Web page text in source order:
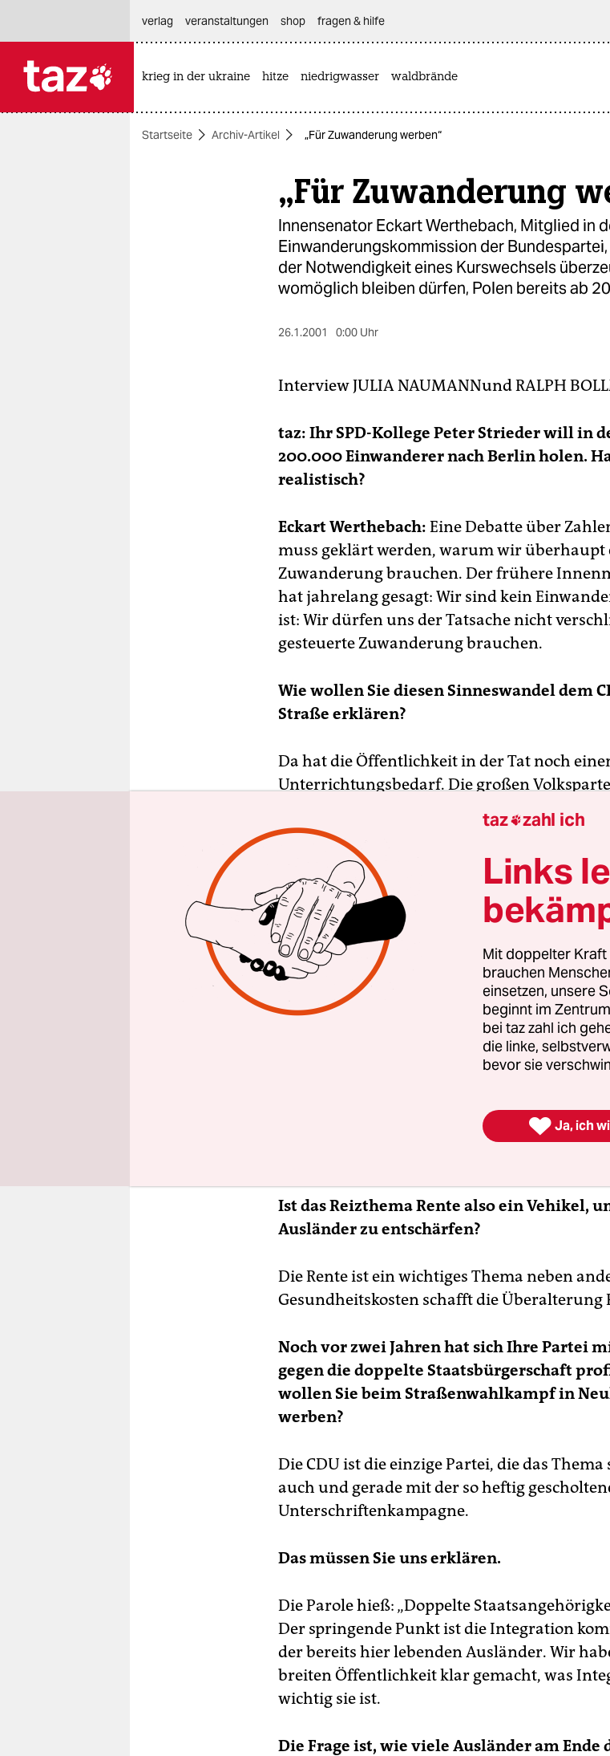
themen
verlag
veranstaltungen shop fragen & hilfe
krieg in der ukraine hitze niedrigwasser waldbrände
Startseite Archiv-Artikel „Für Zuwanderung werben“
„Für Zuwanderung
Innensenator Eckart Werthebach, Mitglied in
Einwanderungskommission der
der Notwendigkeit eines Kurswechsels
womöglich bleiben dürfen, Polen bereits ab
26.1.2001 0:00 Uhr
InterviewJULIA NAUMANNundRALPH
taz: Ihr SPD-Kollege Peter Strieder will in
200.000 Einwanderer nach Berlin holen.
realistisch?
Eckart Werthebach: Eine Debatte über
muss geklärt werden, warum wir überhaupt
Zuwanderung brauchen. Der frühere
hat jahrelang gesagt: Wir sind kein
ist: Wir dürfen uns der Tatsache nicht
gesteuerte Zuwanderung brauchen.
Wie wollen Sie diesen Sinneswandel dem
Straße erklären?
Da hat die Öffentlichkeit in der Tat noch
Unterrichtungsbedarf. Die großen
müssen den Bürgern vermitteln, warum wir
Zuwanderung dringend brauchen. Wenn wir
überzeugen, dann wird uns das alles
Für Ihre Partei ist dieser Schwenk zu einer
Einwanderungspolitik eine
vermitteln?
Es handelt sich nicht um eine
sachlich und gesellschaftlich gebotene
der Bevölkerung. Nach der Prognose des
wird Deutschland im Jahr 2050 weniger als
mehr oder weniger haben, spielt an sich
Heute kommen auf 100 Erwerbstätige 40
Ist das Reizthema Rente also ein Vehikel,
Ausländer zu entschärfen?
Die Rente ist ein wichtiges Thema neben
Gesundheitskosten schafft die Überalterung
Noch vor zwei Jahren hat sich Ihre Partei
gegen die doppelte Staatsbürgerschaft
wollen Sie beim Straßenwahlkampf in
werben?
Die CDU ist die einzige Partei, die das
auch und gerade mit der so heftig
Unterschriftenkampagne.
Das müssen Sie uns erklären.
Die Parole hieß: „Doppelte
Der springende Punkt ist die Integration
der bereits hier lebenden Ausländer. Wir
breiten Öffentlichkeit klar gemacht, was
wichtig sie ist.
Die Frage ist, wie viele Ausländer am Ende
taz zahl ich
Links
Mit doppelter Kraft
brauchen
einsetzen, unsere
beginnt im
bei taz zahl ich
die linke,
bevor sie
 Ja, ich